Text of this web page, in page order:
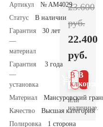
Артикул
№ AM4029
Статус
В наличии
Гарантия
—
материал
30 лет
Гарантия
—
установка
3 года
Материал
Мансуровский
Качество
Высшая категория
Полировка
1 сторона
23.600
руб.
22.400
руб.
В
В 1
клик
или
наличные.